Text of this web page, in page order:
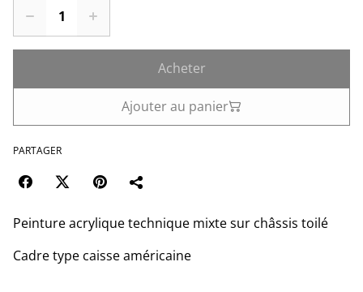
Acheter
Ajouter au panier
PARTAGER
Peinture acrylique technique mixte sur châssis toilé
Cadre type caisse américaine